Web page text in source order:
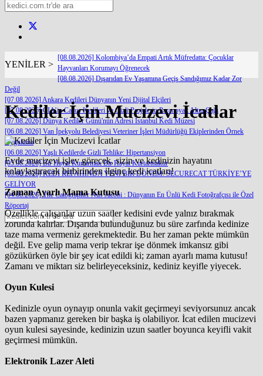
YENİLER >
[08.08.2026] Kolombiya’da Empati Artık Müfredatta: Çocuklar
Hayvanları Korumayı Öğrenecek
[08.08.2026] Dışarıdan Ev Yaşamına Geçiş Sandığımız Kadar Zor
Değil
[07.08.2026] Ankara Kedileri Dünyanın Yeni Dijital Elçileri
[07.08.2026] CIA’in Casus Kedileri ve Gizli Projelerin Paranoyak Altın Çağı
[07.08.2026] Dünya Kediler Günü'nün Adresi İstanbul Kedi Müzesi
[06.08.2026] Van İpekyolu Belediyesi Veteriner İşleri Müdürlüğü Ekiplerinden Örnek
Uygulama
[06.08.2026] Yaşlı Kedilerde Gizli Tehlike: Hipertansiyon
[05.08.2026] Bir Hayat Kurtarmak Bir Hayat Kurtarmaktır
[05.08.2026] KEDİ REFAHINDA YENİ BİR DÖNEM: SECURECAT TÜRKİYE’YE
GELİYOR
[04.08.2026] The Catographer Nils Jacobi : Dünyanın En Ünlü Kedi Fotoğrafçısı ile Özel
Röportaj
Kediler İçin Mucizevi İcatlar
Evde mucizevi işlev görecek, sizin ve kedinizin hayatını
kolaylaştıracak birbirinden ilginç kedi icatları!
Zaman Ayarlı Mama Kutusu
Özellikle çalışanlar uzun saatler kedisini evde yalnız bırakmak
zorunda kalırlar. Dışarıda bulunduğunuz bu süre zarfında kedinize
taze mama vermeniz gerekmektedir. Bu her zaman pekte mümkün
değil. Eve gelip mama verip tekrar işe dönmek imkansız gibi
gözükürken öyle bir şey icat edildi ki; zaman ayarlı mama kutusu!
Zamanı ve miktarı siz belirleyeceksiniz, kediniz keyifle yiyecek.
Oyun Kulesi
Kedinizle oyun oynayıp onunla vakit geçirmeyi seviyorsunuz ancak
bazen yapmanız gereken bir başka iş olabiliyor. İcat edilen mucizevi
oyun kulesi sayesinde, kedinizin uzun saatler boyunca keyifli vakit
geçirmesi mümkün.
Elektronik Lazer Aleti